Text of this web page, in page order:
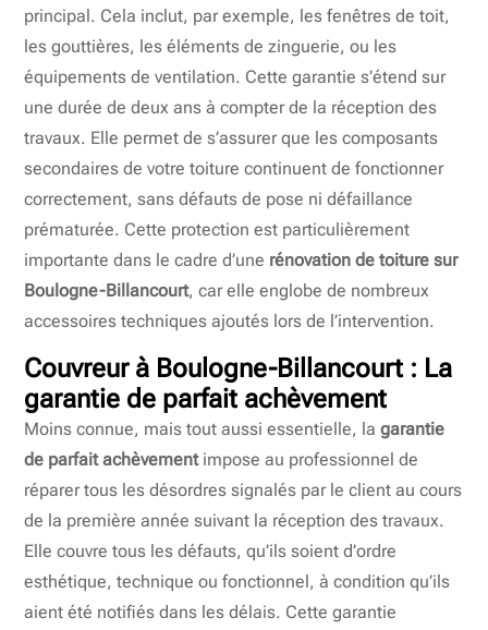
principal. Cela inclut, par exemple, les fenêtres de toit,
les gouttières, les éléments de zinguerie, ou les
équipements de ventilation. Cette garantie s’étend sur
une durée de deux ans à compter de la réception des
travaux. Elle permet de s’assurer que les composants
secondaires de votre toiture continuent de fonctionner
correctement, sans défauts de pose ni défaillance
prématurée. Cette protection est particulièrement
importante dans le cadre d’une rénovation de toiture sur
Boulogne-Billancourt, car elle englobe de nombreux
accessoires techniques ajoutés lors de l’intervention.
Couvreur à Boulogne-Billancourt : La
garantie de parfait achèvement
Moins connue, mais tout aussi essentielle, lagarantie
de parfait achèvementimpose au professionnel de
réparer tous les désordres signalés par le client au cours
de la première année suivant la réception des travaux.
Elle couvre tous les défauts, qu’ils soient d’ordre
esthétique, technique ou fonctionnel, à condition qu’ils
aient été notifiés dans les délais. Cette garantie